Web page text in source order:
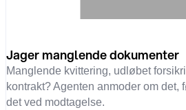
Jager manglende dokumenter
Manglende kvittering, udløbet
kontrakt? Agenten anmoder om det,
det ved modtagelse.